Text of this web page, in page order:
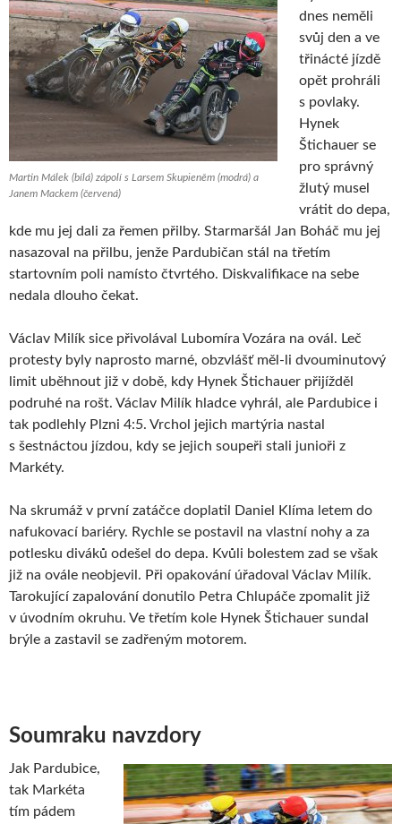
Martin Málek (bílá) zápolí s Larsem Skupieněm (modrá) a
Janem Mackem (červená)
dnes neměli
svůj den a ve
třinácté jízdě
opět prohráli
s povlaky.
Hynek
Štichauer se
pro správný
žlutý musel
vrátit do depa,
kde mu jej dali za řemen přilby. Starmaršál Jan Boháč mu jej
nasazoval na přilbu, jenže Pardubičan stál na třetím
startovním poli namísto čtvrtého. Diskvalifikace na sebe
nedala dlouho čekat.
Václav Milík sice přivolával Lubomíra Vozára na ovál. Leč
protesty byly naprosto marné, obzvlášť měl-li dvouminutový
limit uběhnout již v době, kdy Hynek Štichauer přijížděl
podruhé na rošt. Václav Milík hladce vyhrál, ale Pardubice i
tak podlehly Plzni 4:5. Vrchol jejich martýria nastal
s šestnáctou jízdou, kdy se jejich soupeři stali junioři z
Markéty.
Na skrumáž v první zatáčce doplatil Daniel Klíma letem do
nafukovací bariéry. Rychle se postavil na vlastní nohy a za
potlesku diváků odešel do depa. Kvůli bolestem zad se však
již na ovále neobjevil. Při opakování úřadoval Václav Milík.
Tarokující zapalování donutilo Petra Chlupáče zpomalit již
v úvodním okruhu. Ve třetím kole Hynek Štichauer sundal
brýle a zastavil se zadřeným motorem.
Soumraku navzdory
Jak Pardubice,
tak Markéta
tím pádem